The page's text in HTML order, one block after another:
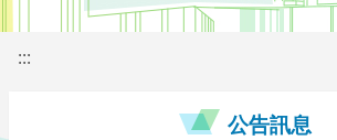
:::
公告訊息